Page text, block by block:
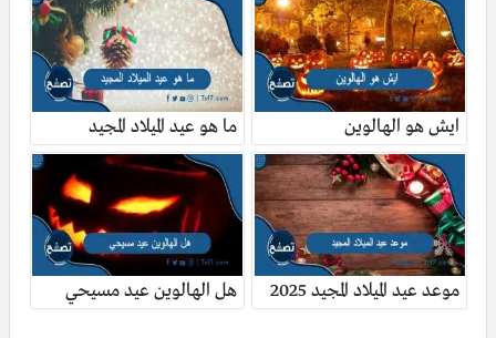
ايش هو الهالوين ما هو عيد الميلاد المجيد
موعد عيد الميلاد المجيد 2025 هل الهالوين عيد مسيحي